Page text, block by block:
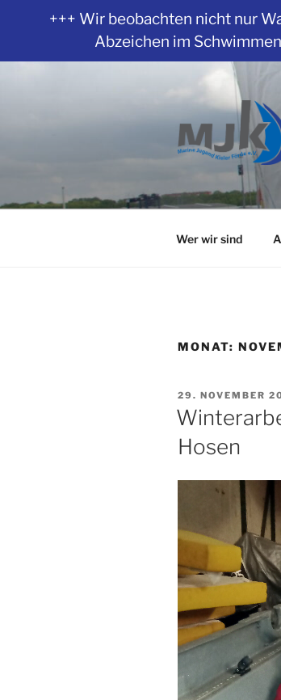
Wer wir sind
MONAT:
AM
29. NOVEMBER
Hosen
+++ Wir beobachten nicht nur
Abzeichen im